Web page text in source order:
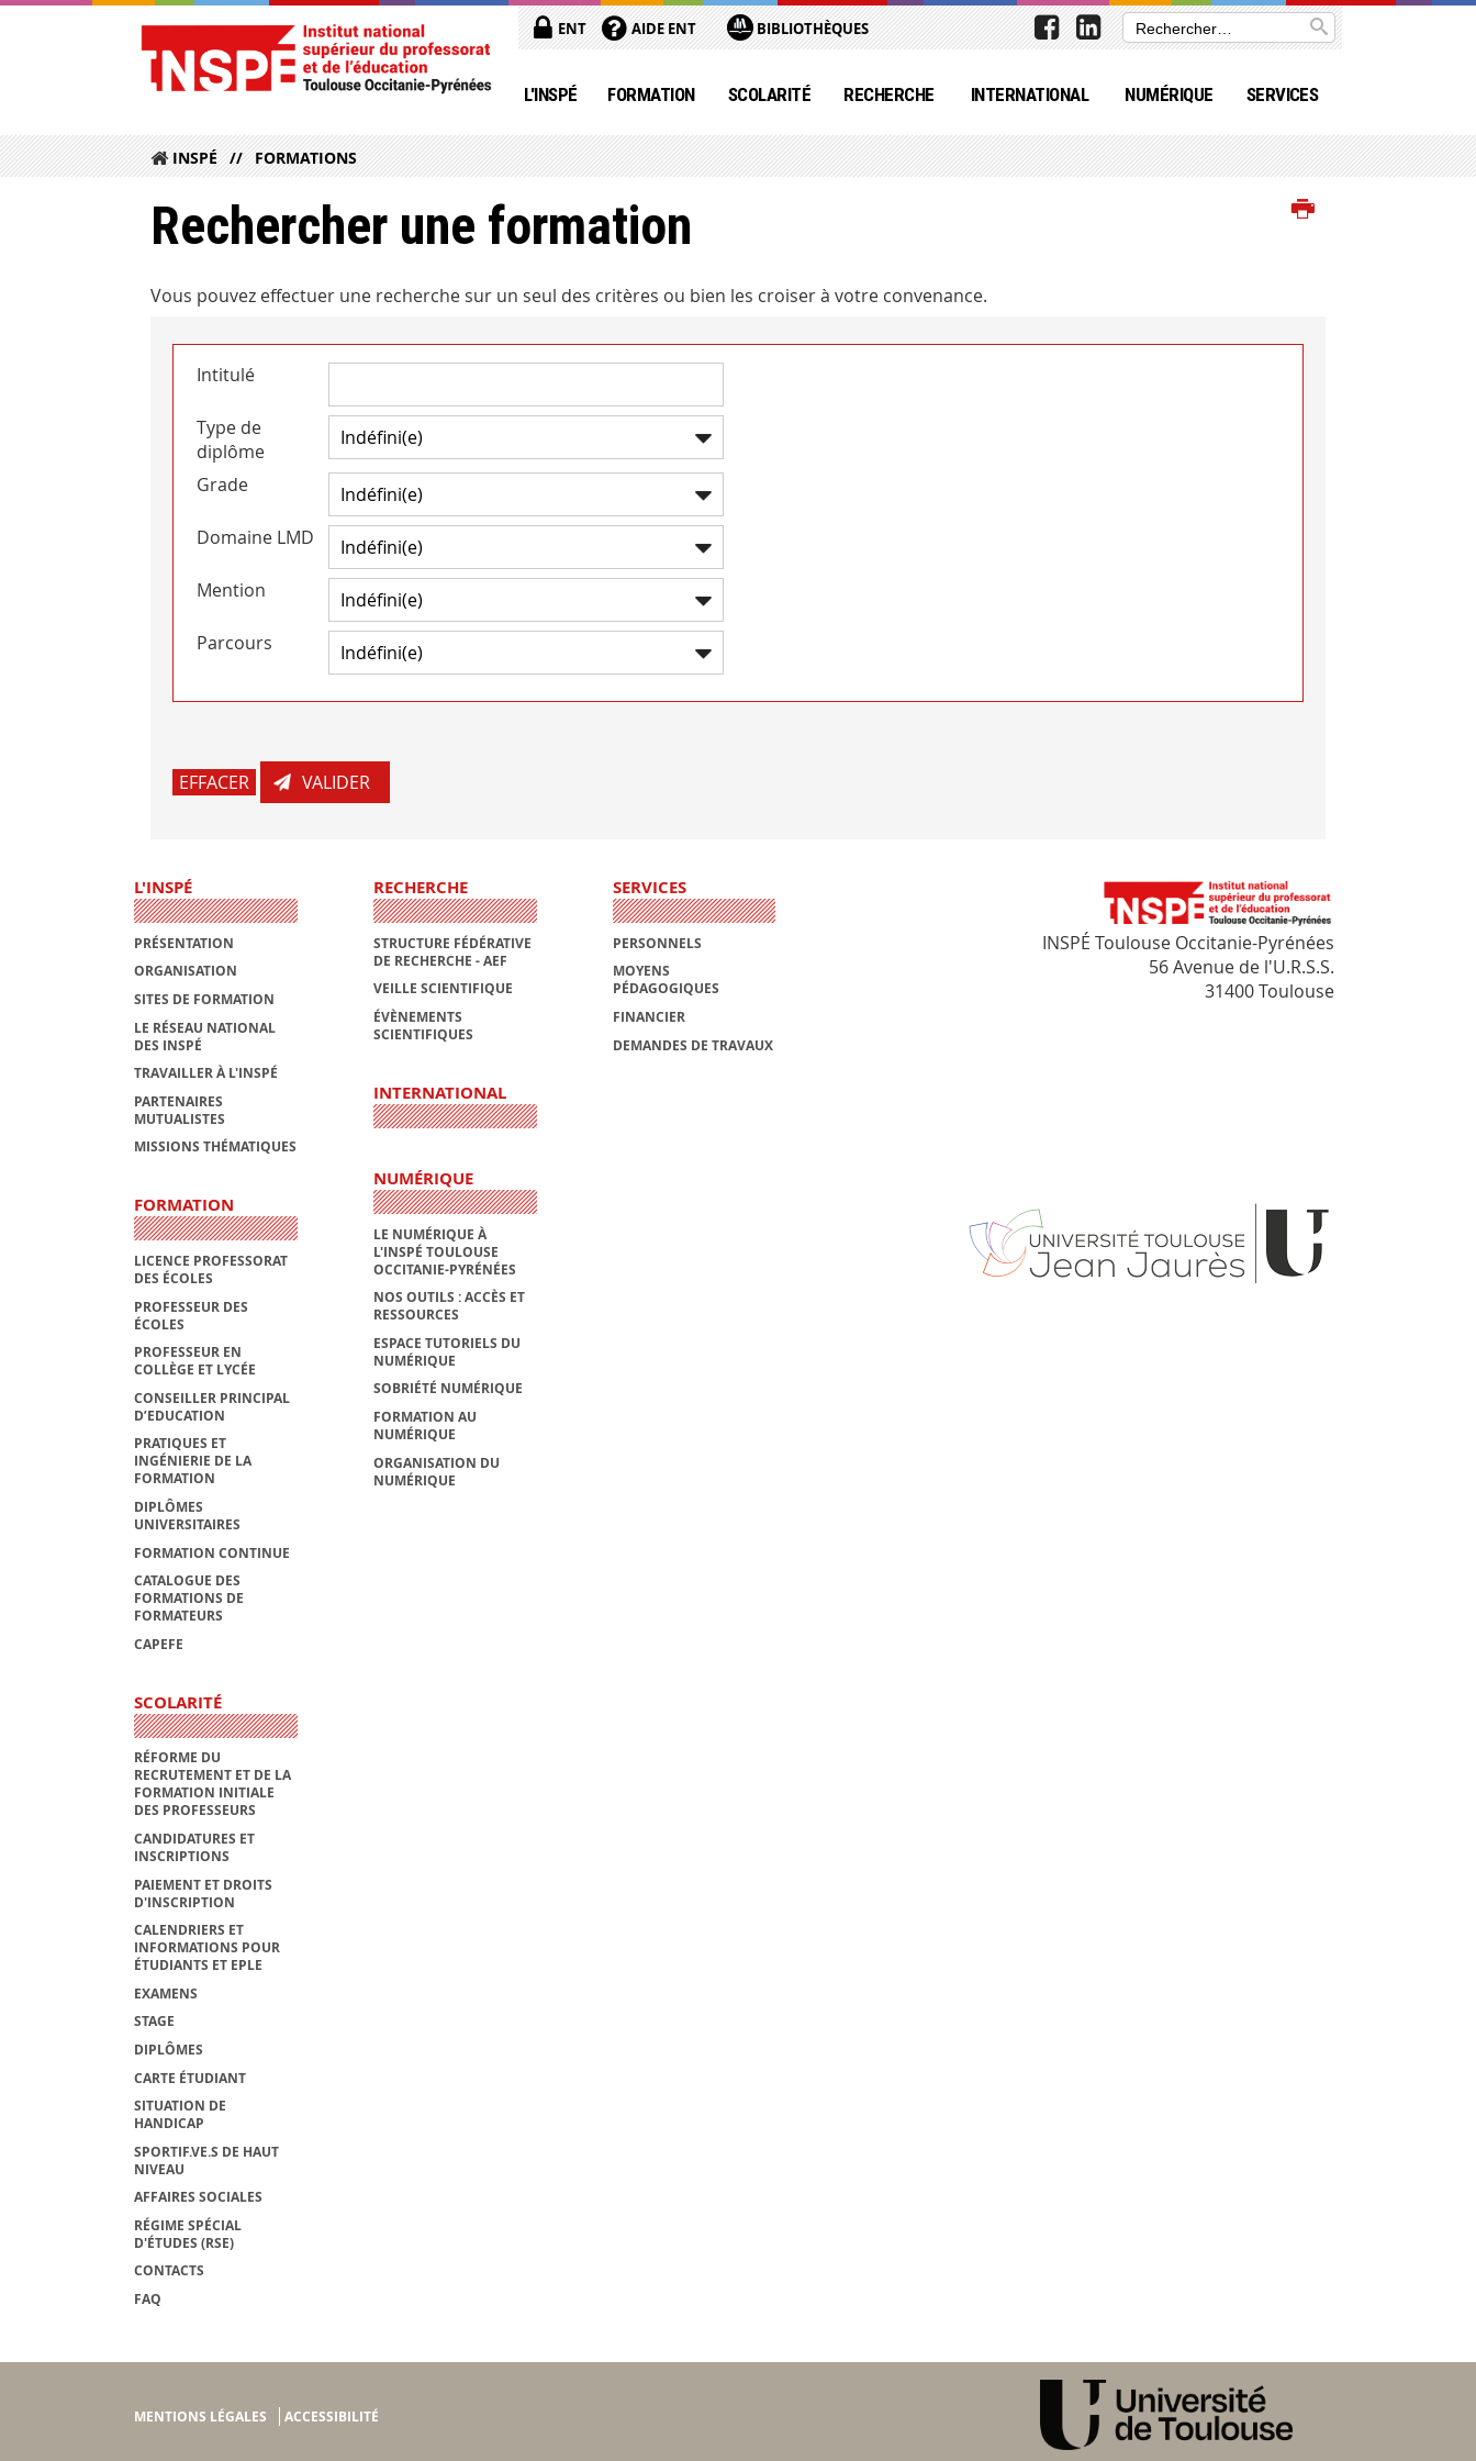
ENT AIDE ENT BIBLIOTHÈQUES
L'INSPÉ FORMATION SCOLARITÉ RECHERCHE INTERNATIONAL NUMÉRIQUE SERVICES
INSPÉ FORMATIONS
Rechercher une formation
Vous pouvez effectuer une recherche sur un seul des critères ou bien les croiser à votre convenance.
Intitulé
Type de
diplôme
Grade
Domaine LMD
Mention
Parcours
L'INSPÉ
PRÉSENTATION
ORGANISATION
SITES DE FORMATION
LE RÉSEAU NATIONAL
DES INSPÉ
TRAVAILLER À L'INSPÉ
PARTENAIRES
MUTUALISTES
MISSIONS THÉMATIQUES
FORMATION
LICENCE PROFESSORAT
DES ÉCOLES
PROFESSEUR DES
ÉCOLES
PROFESSEUR EN
COLLÈGE ET LYCÉE
CONSEILLER PRINCIPAL
D’EDUCATION
PRATIQUES ET
INGÉNIERIE DE LA
FORMATION
DIPLÔMES
UNIVERSITAIRES
FORMATION CONTINUE
CATALOGUE DES
FORMATIONS DE
FORMATEURS
CAPEFE
SCOLARITÉ
RÉFORME DU
RECRUTEMENT ET DE LA
FORMATION INITIALE
DES PROFESSEURS
CANDIDATURES ET
INSCRIPTIONS
PAIEMENT ET DROITS
D'INSCRIPTION
CALENDRIERS ET
INFORMATIONS POUR
ÉTUDIANTS ET EPLE
EXAMENS
STAGE
DIPLÔMES
CARTE ÉTUDIANT
SITUATION DE
HANDICAP
SPORTIF.VE.S DE HAUT
NIVEAU
AFFAIRES SOCIALES
RÉGIME SPÉCIAL
D'ÉTUDES (RSE)
CONTACTS
FAQ
RECHERCHE
STRUCTURE FÉDÉRATIVE
DE RECHERCHE - AEF
VEILLE SCIENTIFIQUE
ÉVÈNEMENTS
SCIENTIFIQUES
INTERNATIONAL
NUMÉRIQUE
LE NUMÉRIQUE À
L'INSPÉ TOULOUSE
OCCITANIE-PYRÉNÉES
NOS OUTILS : ACCÈS ET
RESSOURCES
ESPACE TUTORIELS DU
NUMÉRIQUE
SOBRIÉTÉ NUMÉRIQUE
FORMATION AU
NUMÉRIQUE
ORGANISATION DU
NUMÉRIQUE
SERVICES
PERSONNELS
MOYENS
PÉDAGOGIQUES
FINANCIER
DEMANDES DE TRAVAUX
INSPÉ Toulouse Occitanie-Pyrénées
56 Avenue de l'U.R.S.S.
31400 Toulouse
MENTIONS LÉGALES ACCESSIBILITÉ